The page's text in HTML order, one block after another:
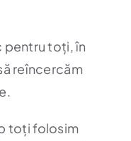
pentru toți, în
reîncercăm
toți folosim